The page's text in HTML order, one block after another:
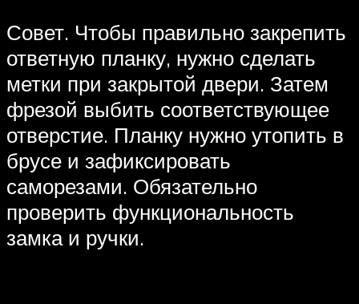
Совет. Чтобы правильно закрепить
ответную планку, нужно сделать
метки при закрытой двери. Затем
фрезой выбить соответствующее
отверстие. Планку нужно утопить в
брусе и зафиксировать
саморезами. Обязательно
проверить функциональность
замка и ручки.